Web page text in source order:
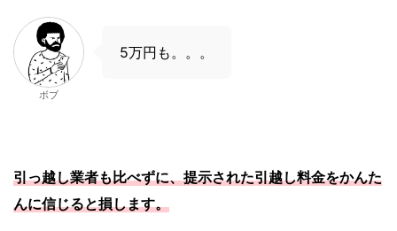
ボブ
5万円も。。。
引っ越し業者も比べずに、提示された引越し料金をかんた
んに信じると損します。